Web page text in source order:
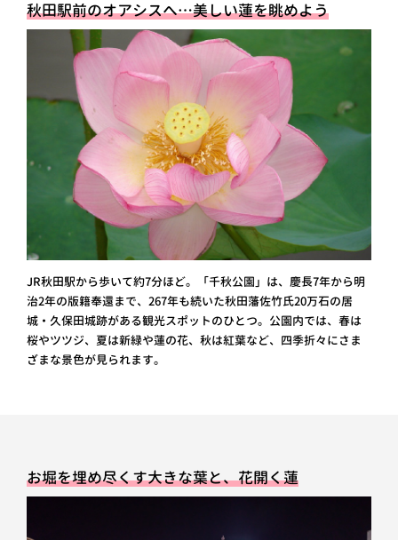
秋田駅前のオアシスへ…美しい蓮を眺めよう
JR秋田駅から歩いて約7分ほど。「千秋公園」は、慶長7年から明
治2年の版籍奉還まで、267年も続いた秋田藩佐竹氏20万石の居
城・久保田城跡がある観光スポットのひとつ。公園内では、春は
桜やツツジ、夏は新緑や蓮の花、秋は紅葉など、四季折々にさま
ざまな景色が見られます。
お堀を埋め尽くす大きな葉と、花開く蓮